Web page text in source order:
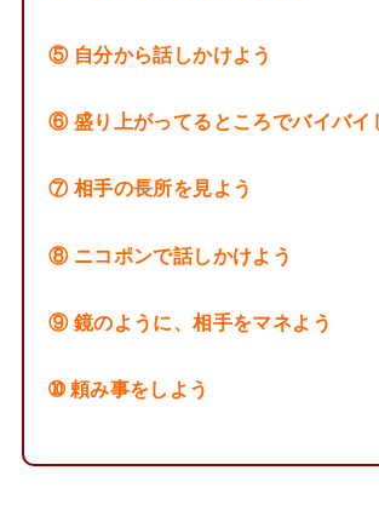
⑤ 自分から話しかけよう
⑥ 盛り上がってるところでバイバイ
⑦ 相手の長所を見よう
⑧ ニコポンで話しかけよう
⑨ 鏡のように、相手をマネよう
➉ 頼み事をしよう